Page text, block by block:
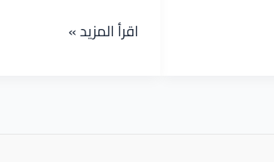
أكثر
اقرأ المزيد »